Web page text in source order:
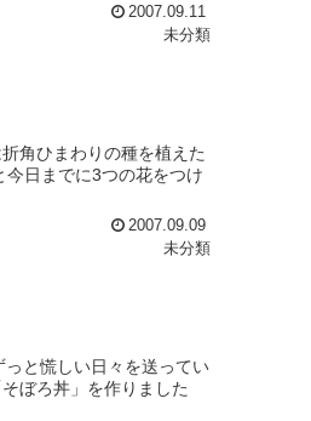
2007.09.11
未分類
角ひまわりの種を植えた
日までに3つの花をつけ
2007.09.09
未分類
と慌しい日々を送ってい
ぼろ丼」を作りました